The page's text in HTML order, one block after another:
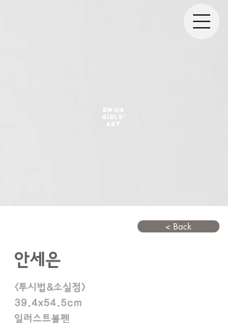
EWHA
GIRLS'
ART
< Back
안세은
<투시법&소실점>
39.4x54.5cm
일러스트볼펜